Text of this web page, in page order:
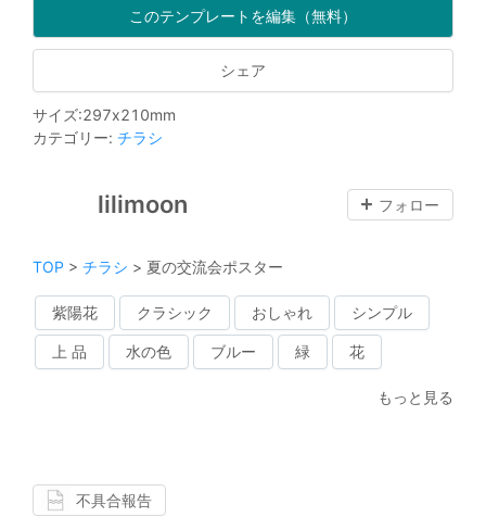
このテンプレートを編集（無料）
シェア
サイズ:297x210mm
カテゴリー: チラシ
lilimoon フォロー
TOP > チラシ > 夏の交流会ポスター
紫陽花 クラシック おしゃれ シンプル
上 品 水の色 ブルー 緑 花
もっと見る
不具合報告